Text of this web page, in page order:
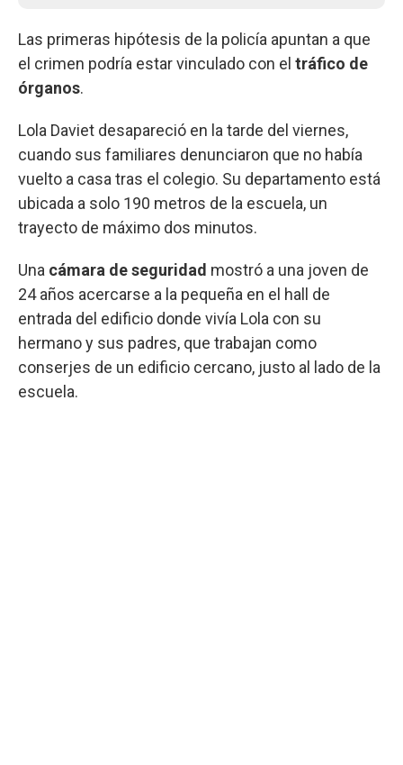
Las primeras hipótesis de la policía apuntan a que
el crimen podría estar vinculado con el tráfico de
órganos.
Lola Daviet desapareció en la tarde del viernes,
cuando sus familiares denunciaron que no había
vuelto a casa tras el colegio. Su departamento está
ubicada a solo 190 metros de la escuela, un
trayecto de máximo dos minutos.
Una cámara de seguridad mostró a una joven de
24 años acercarse a la pequeña en el hall de
entrada del edificio donde vivía Lola con su
hermano y sus padres, que trabajan como
conserjes de un edificio cercano, justo al lado de la
escuela.